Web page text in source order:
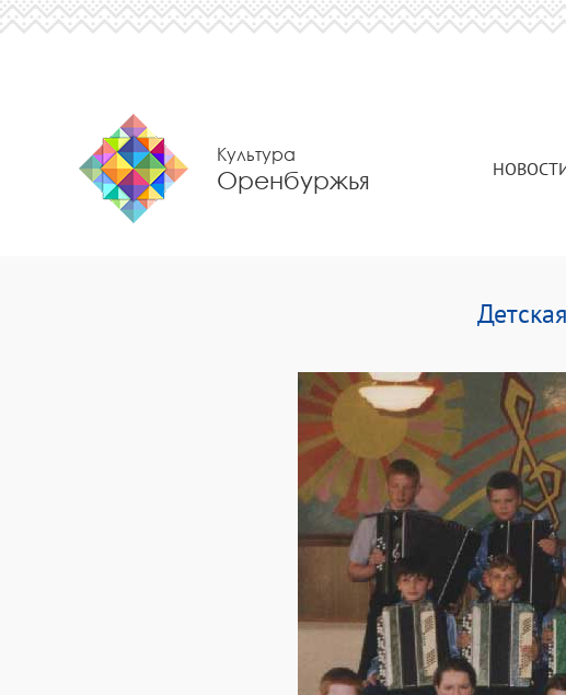
Культура
Оренбуржья